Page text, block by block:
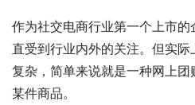
作为社交电商行业第一个上市
直受到行业内外的关注。但实
复杂，简单来说就是一种网上
某件商品。